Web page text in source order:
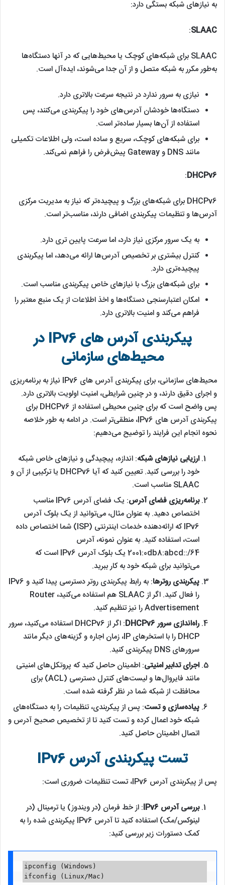
به نیازهای شبکه بستگی دارد:
SLAAC
:
SLAAC برای شبکه‌های کوچک یا محیط‌هایی که در آنها دستگاه‌ها
به‌طور مکرر به شبکه متصل و از آن جدا می‌شوند، ایده‌آل است.
نیازی به سرور ندارد در نتیجه سرعت بالاتری دارد.
دستگاه‌ها خودشان آدرس‌های خود را پیکربندی می‌کنند، پس
استفاده از آن‌ها بسیار ساده‌تر است.
برای شبکه‌های کوچک، سریع و ساده است، ولی اطلاعات تکمیلی
مانند DNS و Gateway پیش‌فرض را فراهم نمی‌کند.
DHCPv6
:
DHCPv6 برای شبکه‌های بزرگ و پیچیده‌تر که نیاز به مدیریت مرکزی
آدرس‌ها و تنظیمات پیکربندی اضافی دارند، مناسب‌تر است.
به یک سرور مرکزی نیاز دارد، اما سرعت پایین تری دارد.
کنترل بیشتری بر تخصیص آدرس‌ها ارائه می‌دهد، اما پیکربندی
پیچیده‌تری دارد.
برای شبکه‌های بزرگ با نیازهای خاص پیکربندی مناسب است.
امکان اعتبارسنجی دستگاه‌ها و اخذ اطلاعات از یک منبع معتبر را
فراهم می‌کند و امنیت بالاتری دارد.
پیکربندی آدرس های IPv6 در
محیط‌های سازمانی
محیط‌های سازمانی، برای پیکربندی آدرس های IPv6 نیاز به برنامه‌ریزی
و اجرای دقیق دارند، و در چنین شرایطی، امنیت اولویت بالاتری دارد.
پس واضح است که برای چنین محیطی استفاده از DHCPv6 برای
پیکربندی آدرس های IPv6، منطقی‌تر است. در ادامه به طور خلاصه
نحوه انجام این فرایند را توضیح می‌دهیم:
ارزیابی نیازهای شبکه: اندازه، پیچیدگی و نیازهای خاص شبکه
خود را بررسی کنید. تعیین کنید که آیا DHCPv6 یا ترکیبی از آن و
SLAAC مناسب است.
برنامه‌ریزی فضای آدرس
: یک فضای آدرس IPv6 مناسب
اختصاص دهید. به عنوان مثال، می‌توانید از یک بلوک آدرس
IPv6 که ارائه‌دهنده خدمات اینترنتی (ISP) شما اختصاص داده
است، استفاده کنید. به عنوان نمونه، آدرس
2001:0db8:abcd::/64 یک بلوک آدرس IPv6 است که
می‌توانید برای شبکه خود به کار ببرید.
پیکربندی روترها
: به رابط پیکربندی روتر دسترسی پیدا کنید و IPv6
را فعال کنید. اگر از SLAAC هم استفاده می‌کنید، Router
Advertisement را نیز تنظیم کنید.
راه‌اندازی سرور DHCPv6
: اگر از DHCPv6 استفاده می‌کنید، سرور
DHCP را با استخرهای IP، زمان اجاره و گزینه‌های دیگر مانند
سرورهای DNS پیکربندی کنید.
اجرای تدابیر امنیتی: اطمینان حاصل کنید که پروتکل‌های امنیتی
مانند فایروال‌ها و لیست‌های کنترل دسترسی (ACL) برای
محافظت از شبکه شما در نظر گرفته شده است.
پیاده‌سازی و تست: پس از پیکربندی، تنظیمات را به دستگاه‌های
شبکه خود اعمال کرده و تست کنید تا از تخصیص صحیح آدرس و
اتصال اطمینان حاصل کنید.
تست پیکربندی آدرس IPv6
پس از پیکربندی آدرس IPv6، تست تنظیمات ضروری است:
بررسی آدرس IPv6
: از خط فرمان (در ویندوز) یا ترمینال (در
لینوکس/مک) استفاده کنید تا آدرس IPv6 پیکربندی شده را به
کمک دستورات زیر بررسی کنید:
ipconfig (Windows)
ifconfig (Linux/Mac)